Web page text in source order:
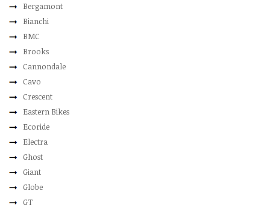
Bergamont
Bianchi
BMC
Brooks
Cannondale
Cavo
Crescent
Eastern Bikes
Ecoride
Electra
Ghost
Giant
Globe
GT